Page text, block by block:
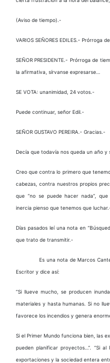
(Aviso de tiempo).-
VARIOS SEÑORES EDILES.- Prórroga
SEÑOR PRESIDENTE.- Prórroga de
la afirmativa, sírvanse expresarse…
SE VOTA: unanimidad, 24 votos.-
Puede continuar, señor Edil.-
SEÑOR GUSTAVO PEREIRA.- Gracias.-
Decía que todavía nos queda un año y
Creo que contra lo primero que
cabezas, contra nuestros propios
que “no se puede hacer nada”,
inercia pienso que tenemos que
Días pasados leí una nota en
que trato de transmitir.-
Es una nota de Marcos
Escritor y dice así:
“Si llueve mucho, se producen
materiales y hasta humanas. Si no
favorece los incendios y genera
Si el Primer Mundo funciona bien, las
pueden planificar proyectos…”. “Si
exportaciones y la sociedad entera